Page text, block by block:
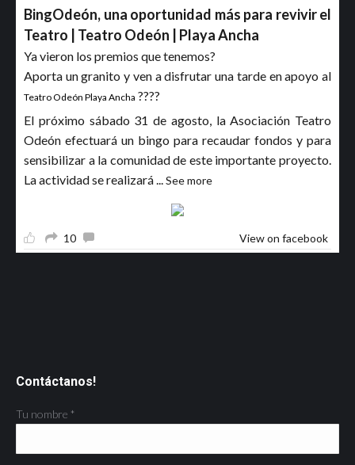
BingOdeón, una oportunidad más para revivir el
Teatro | Teatro Odeón | Playa Ancha
Ya vieron los premios que tenemos?
Aporta un granito y ven a disfrutar una tarde en apoyo al
Teatro Odeón Playa Ancha ????
El próximo sábado 31 de agosto, la Asociación Teatro
Odeón efectuará un bingo para recaudar fondos y para
sensibilizar a la comunidad de este importante proyecto.
La actividad se realizará...See more
10 View on facebook
Contáctanos!
Tu nombre *